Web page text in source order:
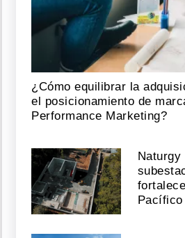
¿Cómo equilibrar la
el posicionamiento de
Performance Marketing?
Pacífico